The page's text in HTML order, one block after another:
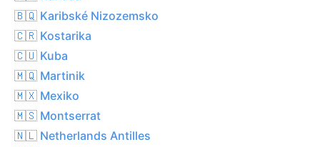
🇧🇶 Karibské Nizozemsko
🇨🇷 Kostarika
🇨🇺 Kuba
🇲🇶 Martinik
🇲🇽 Mexiko
🇲🇸 Montserrat
🇳🇱 Netherlands Antilles